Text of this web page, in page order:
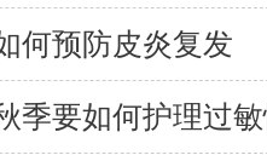
何预防皮炎复发
季要如何护理过敏